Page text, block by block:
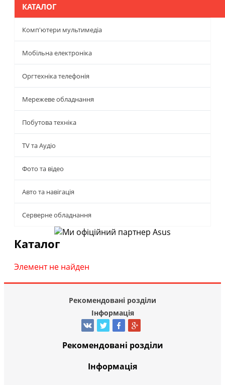
КАТАЛОГ
Комп'ютери мультимедіа
Мобільна електроніка
Оргтехніка телефонія
Мережеве обладнання
Побутова техніка
TV та Аудіо
Фото та відео
Авто та навігація
Серверне обладнання
Каталог
Элемент не найден
Рекомендовані розділи
Інформація
Рекомендовані розділи
Інформація